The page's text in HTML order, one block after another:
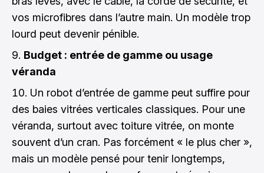
vos microfibres dans l’autre main. Un modèle trop
lourd peut devenir pénible.
Budget : entrée de gamme ou usage
véranda
Un robot d’entrée de gamme peut suffire pour
des baies vitrées verticales classiques. Pour une
véranda, surtout avec toiture vitrée, on monte
souvent d’un cran. Pas forcément « le plus cher »,
mais un modèle pensé pour tenir longtemps,